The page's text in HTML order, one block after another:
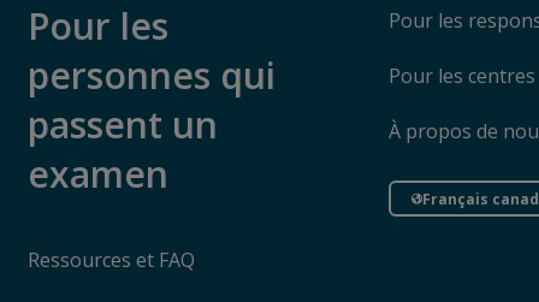
Pour les
personnes qui
passent un
examen
Ressources et FAQ
Pour les
Pour les centres
À propos de
Français